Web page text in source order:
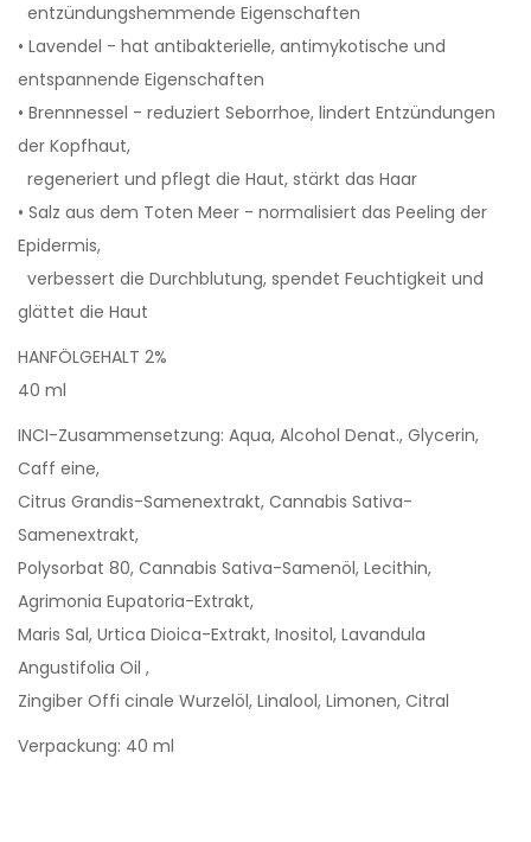
entzündungshemmende Eigenschaften
• Lavendel - hat antibakterielle, antimykotische und
entspannende Eigenschaften
• Brennnessel - reduziert Seborrhoe, lindert Entzündungen
der Kopfhaut,
regeneriert und pflegt die Haut, stärkt das Haar
• Salz aus dem Toten Meer - normalisiert das Peeling der
Epidermis,
verbessert die Durchblutung, spendet Feuchtigkeit und
glättet die Haut
HANFÖLGEHALT 2%
40 ml
INCI-Zusammensetzung: Aqua, Alcohol Denat., Glycerin,
Caff eine,
Citrus Grandis-Samenextrakt, Cannabis Sativa-
Samenextrakt,
Polysorbat 80, Cannabis Sativa-Samenöl, Lecithin,
Agrimonia Eupatoria-Extrakt,
Maris Sal, Urtica Dioica-Extrakt, Inositol, Lavandula
Angustifolia Oil ,
Zingiber Offi cinale Wurzelöl, Linalool, Limonen, Citral
Verpackung: 40 ml